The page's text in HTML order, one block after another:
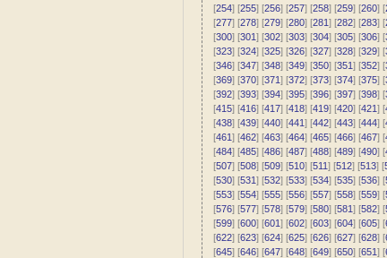
[254] [255] [256] [257] [258] [259] [260] [
[277] [278] [279] [280] [281] [282] [283] [
[300] [301] [302] [303] [304] [305] [306] [
[323] [324] [325] [326] [327] [328] [329] [
[346] [347] [348] [349] [350] [351] [352] [
[369] [370] [371] [372] [373] [374] [375] [
[392] [393] [394] [395] [396] [397] [398] [
[415] [416] [417] [418] [419] [420] [421] [
[438] [439] [440] [441] [442] [443] [444] [
[461] [462] [463] [464] [465] [466] [467] [
[484] [485] [486] [487] [488] [489] [490] [
[507] [508] [509] [510] [511] [512] [513] [
[530] [531] [532] [533] [534] [535] [536] [
[553] [554] [555] [556] [557] [558] [559] [
[576] [577] [578] [579] [580] [581] [582] [
[599] [600] [601] [602] [603] [604] [605] [
[622] [623] [624] [625] [626] [627] [628] [
[645] [646] [647] [648] [649] [650] [651] [